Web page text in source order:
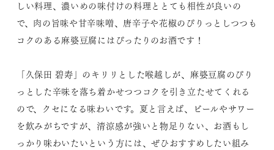
しい料理、濃いめの味付けの料理ととても相性が良いの
で、肉の旨味や甘辛味噌、唐辛子や花椒のぴりっとしつつも
コクのある麻婆豆腐にはぴったりのお酒です！
「久保田 碧寿」のキリリとした喉越しが、麻婆豆腐のぴり
っとした辛味を落ち着かせつつコクを引き立たせてくれる
ので、クセになる味わいです。夏と言えば、ビールやサワー
を飲みがちですが、清涼感が強いと物足りない、お酒もし
っかり味わいたいという方には、ぜひおすすめしたい組み